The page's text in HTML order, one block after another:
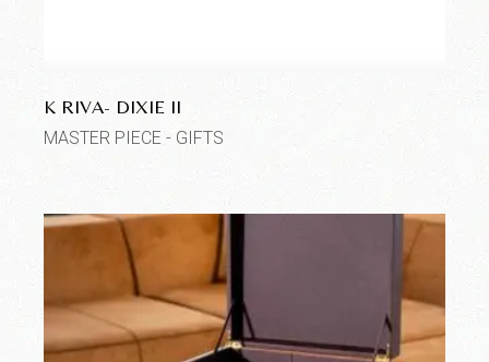
K RIVA- DIXIE II
MASTER PIECE - GIFTS